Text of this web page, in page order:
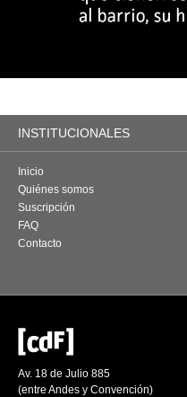
INSTITUCIONALES
Inicio
Quiénes somos
Suscripción
FAQ
Contacto
Av. 18 de Julio 885
(entre Andes y Convención)